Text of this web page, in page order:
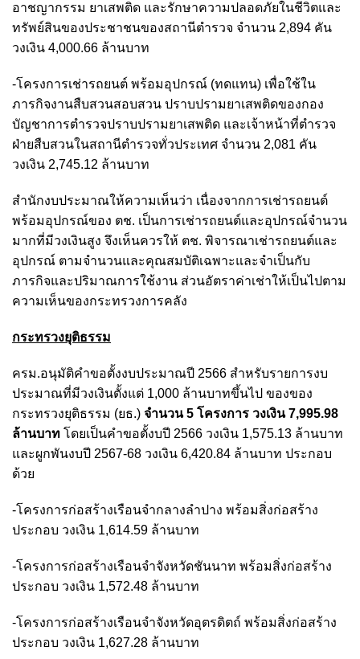
อาชญากรรม ยาเสพติด และรักษาความปลอดภัยในชีวิตและ
ทรัพย์สินของประชาชนของสถานีตำรวจ จำนวน 2,894 คัน
วงเงิน 4,000.66 ล้านบาท
-โครงการเช่ารถยนต์ พร้อมอุปกรณ์ (ทดแทน) เพื่อใช้ใน
ภารกิจงานสืบสวนสอบสวน ปราบปรามยาเสพติดของกอง
บัญชาการตำรวจปราบปรามยาเสพติด และเจ้าหน้าที่ตำรวจ
ฝ่ายสืบสวนในสถานีตำรวจทั่วประเทศ จำนวน 2,081 คัน
วงเงิน 2,745.12 ล้านบาท
สำนักงบประมาณให้ความเห็นว่า เนื่องจากการเช่ารถยนต์
พร้อมอุปกรณ์ของ ตช. เป็นการเช่ารถยนต์และอุปกรณ์จำนวน
มากที่มีวงเงินสูง จึงเห็นควรให้ ตช. พิจารณาเช่ารถยนต์และ
อุปกรณ์ ตามจำนวนและคุณสมบัติเฉพาะและจำเป็นกับ
ภารกิจและปริมาณการใช้งาน ส่วนอัตราค่าเช่าให้เป็นไปตาม
ความเห็นของกระทรวงการคลัง
กระทรวงยุติธรรม
ครม.อนุมัติคำขอตั้งงบประมาณปี 2566 สำหรับรายการงบ
ประมาณที่มีวงเงินตั้งแต่ 1,000 ล้านบาทขึ้นไป ของของ
กระทรวงยุติธรรม (ยธ.) จำนวน 5 โครงการ วงเงิน 7,995.98
ล้านบาท โดยเป็นคำขอตั้งบปี 2566 วงเงิน 1,575.13 ล้านบาท
และผูกพันงบปี 2567-68 วงเงิน 6,420.84 ล้านบาท ประกอบ
ด้วย
-โครงการก่อสร้างเรือนจำกลางลำปาง พร้อมสิ่งก่อสร้าง
ประกอบ วงเงิน 1,614.59 ล้านบาท
-โครงการก่อสร้างเรือนจำจังหวัดชันนาท พร้อมสิ่งก่อสร้าง
ประกอบ วงเงิน 1,572.48 ล้านบาท
-โครงการก่อสร้างเรือนจำจังหวัดอุตรดิตถ์ พร้อมสิ่งก่อสร้าง
ประกอบ วงเงิน 1,627.28 ล้านบาท